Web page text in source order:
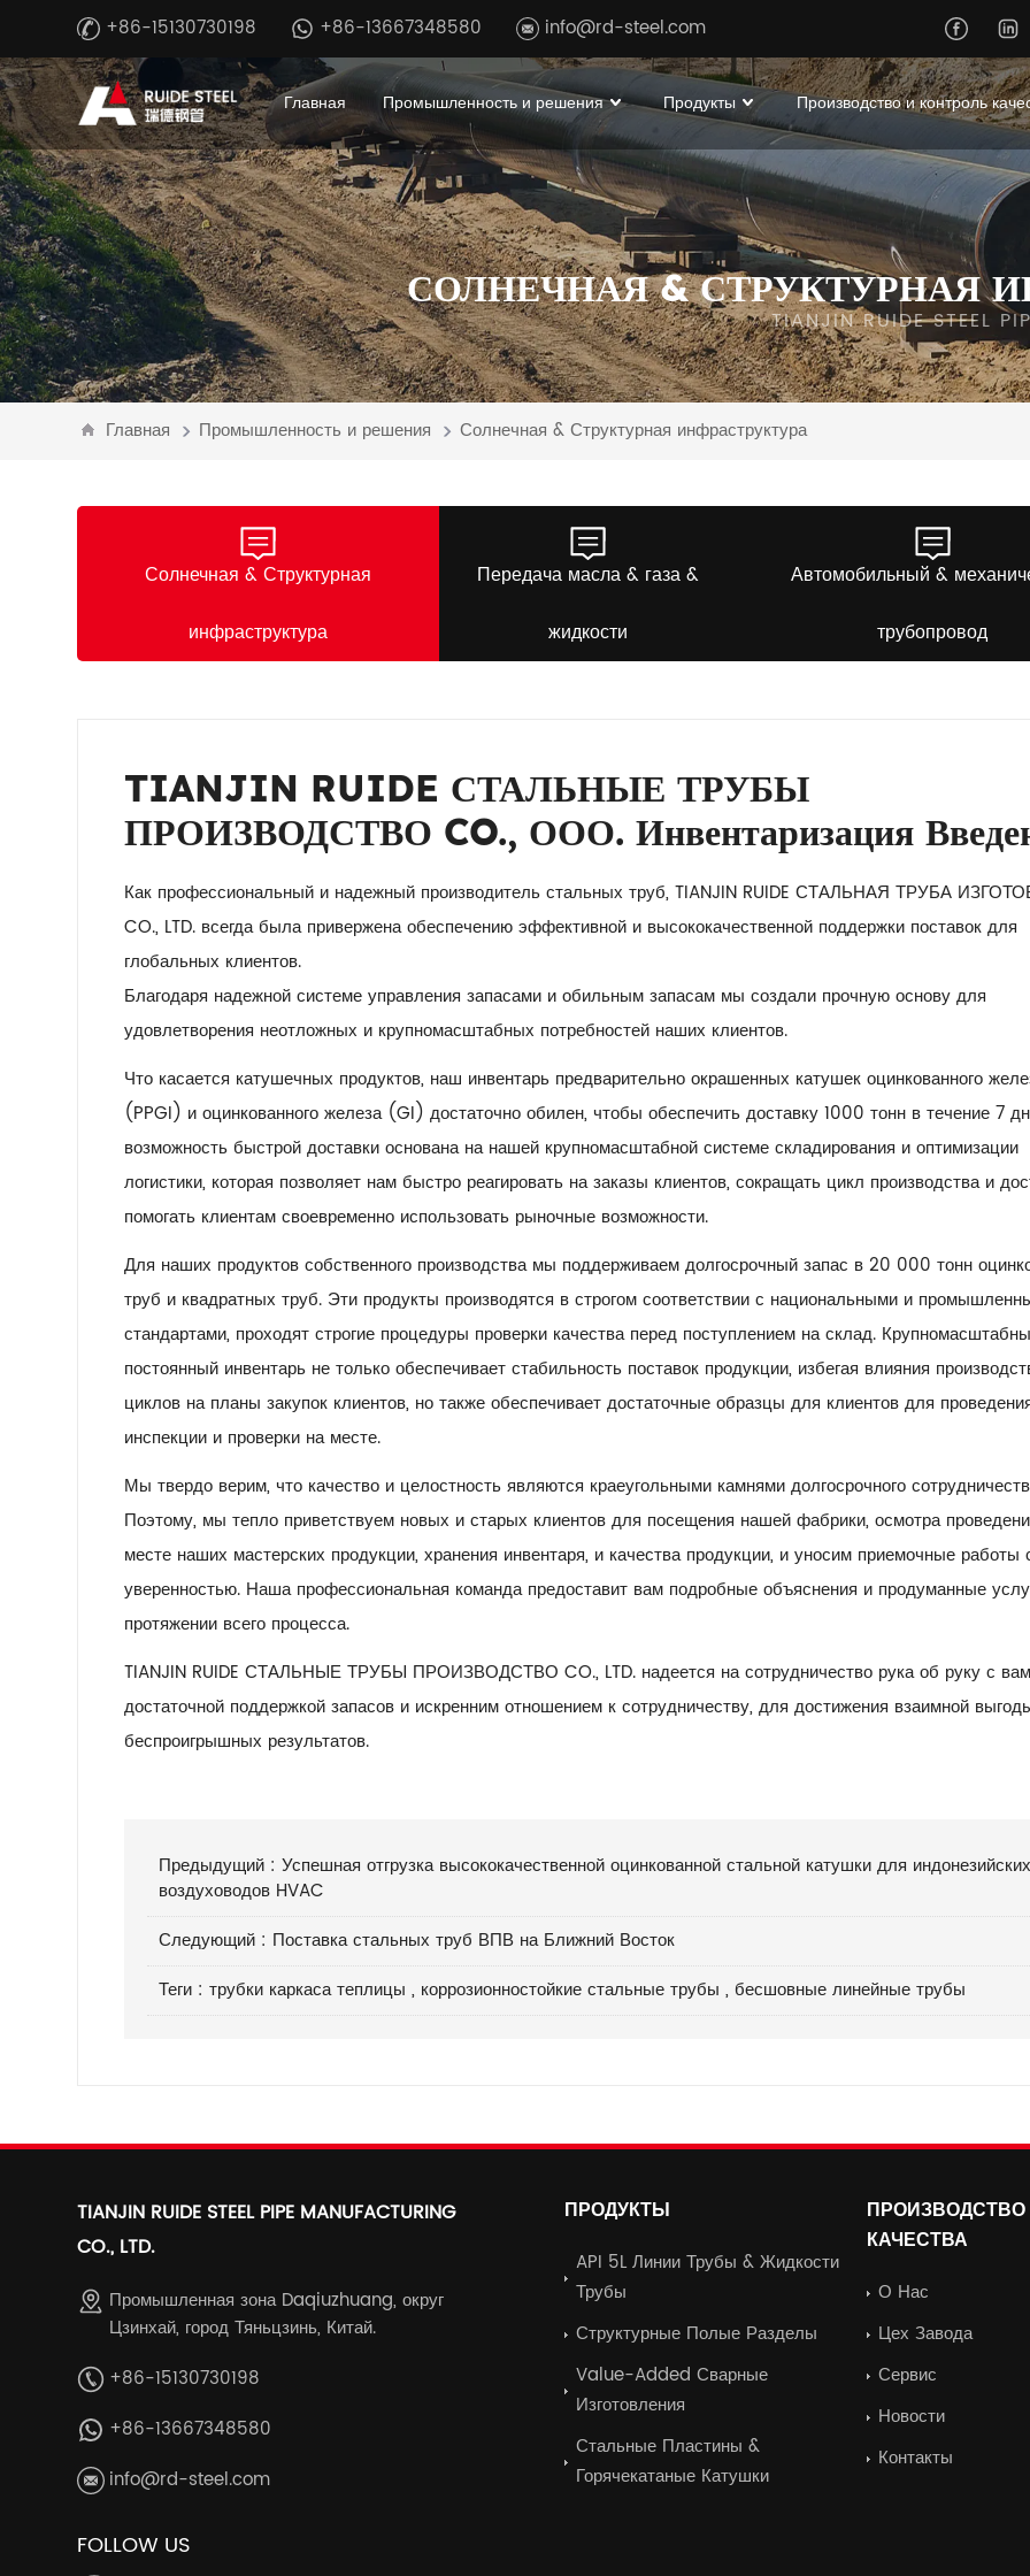
+86-15130730198 +86-13667348580 info@rd-steel.com
Главная Промышленность и решения Продукты Производство и контроль
СОЛНЕЧНАЯ & СТРУКТУРНАЯ
TIANJIN RUIDE STEEL
Главная Промышленность и решения Солнечная & Структурная инфраструктура
Солнечная & Структурная
инфраструктура
Передача масла & газа &
жидкости
Автомобильный &
трубопровод
TIANJIN RUIDE СТАЛЬНЫЕ ТРУБЫ
ПРОИЗВОДСТВО CO., ООО. Инвентаризация
Как профессиональный и надежный производитель стальных труб, TIANJIN RUIDE СТАЛЬНАЯ ТРУБА
CO., LTD. всегда была привержена обеспечению эффективной и высококачественной поддержки поставок для
глобальных клиентов.
Благодаря надежной системе управления запасами и обильным запасам мы создали прочную основу для
удовлетворения неотложных и крупномасштабных потребностей наших клиентов.
Что касается катушечных продуктов, наш инвентарь предварительно окрашенных катушек оцинкованного
(PPGI) и оцинкованного железа (GI) достаточно обилен, чтобы обеспечить доставку 1000 тонн в течение 7
возможность быстрой доставки основана на нашей крупномасштабной системе складирования и оптимизации
логистики, которая позволяет нам быстро реагировать на заказы клиентов, сокращать цикл производства и
помогать клиентам своевременно использовать рыночные возможности.
Для наших продуктов собственного производства мы поддерживаем долгосрочный запас в 20 000 тонн
труб и квадратных труб. Эти продукты производятся в строгом соответствии с национальными и
стандартами, проходят строгие процедуры проверки качества перед поступлением на склад.
постоянный инвентарь не только обеспечивает стабильность поставок продукции, избегая влияния
циклов на планы закупок клиентов, но также обеспечивает достаточные образцы для клиентов для
инспекции и проверки на месте.
Мы твердо верим, что качество и целостность являются краеугольными камнями долгосрочного
Поэтому, мы тепло приветствуем новых и старых клиентов для посещения нашей фабрики, осмотра
месте наших мастерских продукции, хранения инвентаря, и качества продукции, и уносим приемочные работы
уверенностью. Наша профессиональная команда предоставит вам подробные объяснения и продуманные
протяжении всего процесса.
TIANJIN RUIDE СТАЛЬНЫЕ ТРУБЫ ПРОИЗВОДСТВО CO., LTD. надеется на сотрудничество рука об руку с
достаточной поддержкой запасов и искренним отношением к сотрудничеству, для достижения взаимной
беспроигрышных результатов.
Предыдущий :Успешная отгрузка высококачественной оцинкованной стальной катушки для индонезийских
воздуховодов HVAC
Следующий : Поставка стальных труб ВПВ на Ближний Восток
Теги :трубки каркаса теплицы , коррозионностойкие стальные трубы ,бесшовные линейные трубы
TIANJIN RUIDE STEEL PIPE MANUFACTURING
CO., LTD.
Промышленная зона Daqiuzhuang, округ
Цзинхай, город Тяньцзинь, Китай.
+86-15130730198
+86-13667348580
info@rd-steel.com
FOLLOW US
ПРОДУКТЫ
API 5L Линии Трубы & Жидкости
Трубы
Структурные Полые Разделы
Value-Added Сварные
Изготовления
Стальные Пластины &
Горячекатаные Катушки
КАЧЕСТВА
О Нас
Цех Завода
Сервис
Новости
Контакты